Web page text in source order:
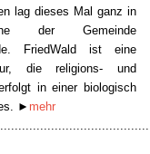
lag dieses Mal ganz in
der Gemeinde
FriedWald ist eine
die religions- und
in einer biologisch
► mehr